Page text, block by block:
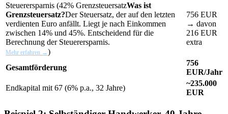
Steuerersparnis (42% GrenzsteuersatzWas ist
Grenzsteuersatz?Der Steuersatz, der auf den letzten
verdienten Euro anfällt. Liegt je nach Einkommen
zwischen 14% und 45%. Entscheidend für die
Berechnung der Steuerersparnis.
Mehr erfahren →)
756 EUR
→ davon
216 EUR
extra
Gesamtförderung
756
EUR/Jahr
Endkapital mit 67 (6% p.a., 32 Jahre)
~235.000
EUR